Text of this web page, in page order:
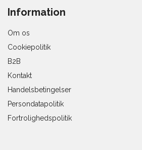
Information
Om os
Cookiepolitik
B2B
Kontakt
Handelsbetingelser
Persondatapolitik
Fortrolighedspolitik